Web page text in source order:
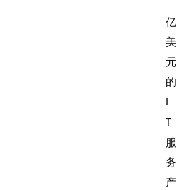
亿
美
元
的
T
服
务
产